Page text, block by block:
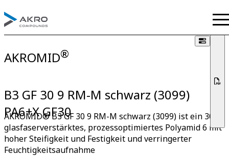
AKROMID®
B3 GF 30 9 RM-M schwarz (3099)
PA6+X GF30
AKROMID® B3 GF 30 9 RM-M schwarz (3099) ist ein 30%
glasfaserverstärktes, prozessoptimiertes Polyamid 6 mit
hoher Steifigkeit und Festigkeit und verringerter
Feuchtigkeitsaufnahme